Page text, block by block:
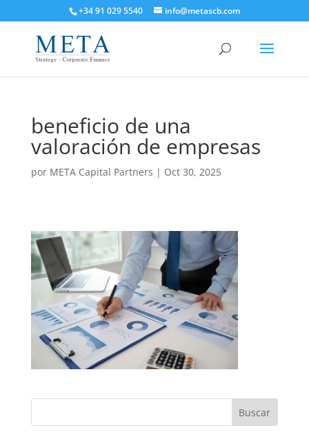
+34 91 029 5540 info@metascb.com
beneficio de una
valoración de empresas
por META Capital Partners | Oct 30, 2025